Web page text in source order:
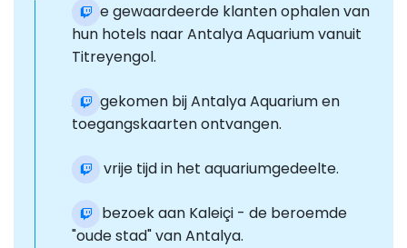
Onze gewaardeerde klanten ophalen van
hun hotels naar Antalya Aquarium vanuit
Titreyengol.
Aangekomen bij Antalya Aquarium en
toegangskaarten ontvangen.
Er is vrije tijd in het aquariumgedeelte.
Een bezoek aan Kaleiçi - de beroemde
"oude stad" van Antalya.